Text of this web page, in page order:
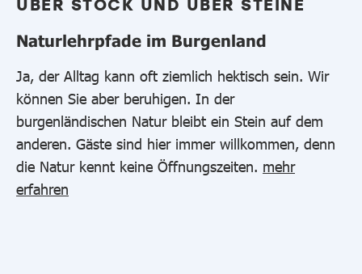
ÜBER STOCK UND ÜBER STEINE
Naturlehrpfade im Burgenland
Ja, der Alltag kann oft ziemlich hektisch sein. Wir
können Sie aber beruhigen. In der
burgenländischen Natur bleibt ein Stein auf dem
anderen. Gäste sind hier immer willkommen, denn
die Natur kennt keine Öffnungszeiten. mehr
erfahren